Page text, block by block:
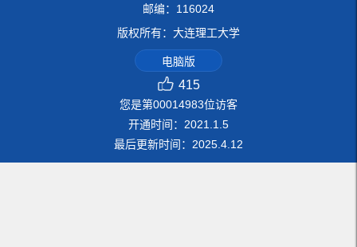
邮编：116024
版权所有：大连理工大学
电脑版
415
您是第00014983位访客
开通时间： 2021 1 5
最后更新时间： 2025 4 12